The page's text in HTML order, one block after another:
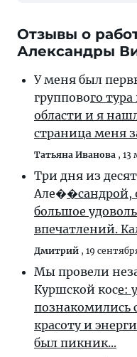
Отзывы о
Александры
У меня был
группового
области и я
страница меня
Татьяна Иванова , 13
Три дня из
Але��сандрой,
большое
впечатлений.
Дмитрий , 19
Мы провели
Куршской косе:
познакомились
красоту и
был пикник...